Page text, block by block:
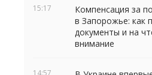
15:17
Компенсация за
в Запорожье: как
документы и на
внимание
14:57